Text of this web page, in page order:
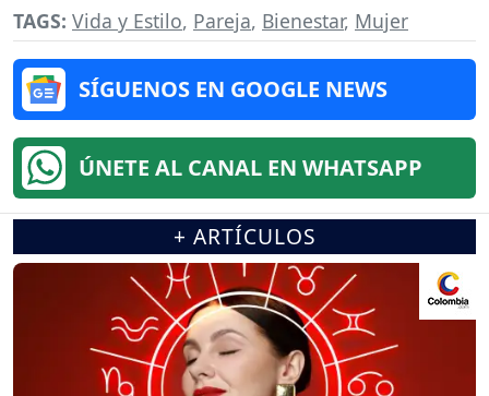
TAGS: Vida y Estilo, Pareja, Bienestar, Mujer
SÍGUENOS EN GOOGLE NEWS
ÚNETE AL CANAL EN WHATSAPP
+ ARTÍCULOS